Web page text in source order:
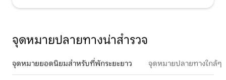
จุดหมายปลายทางน่าสำรวจ
จุดหมายยอดนิยมสำหรับที่พักระยะยาว จุดหมายปลายทางใกล้ๆ